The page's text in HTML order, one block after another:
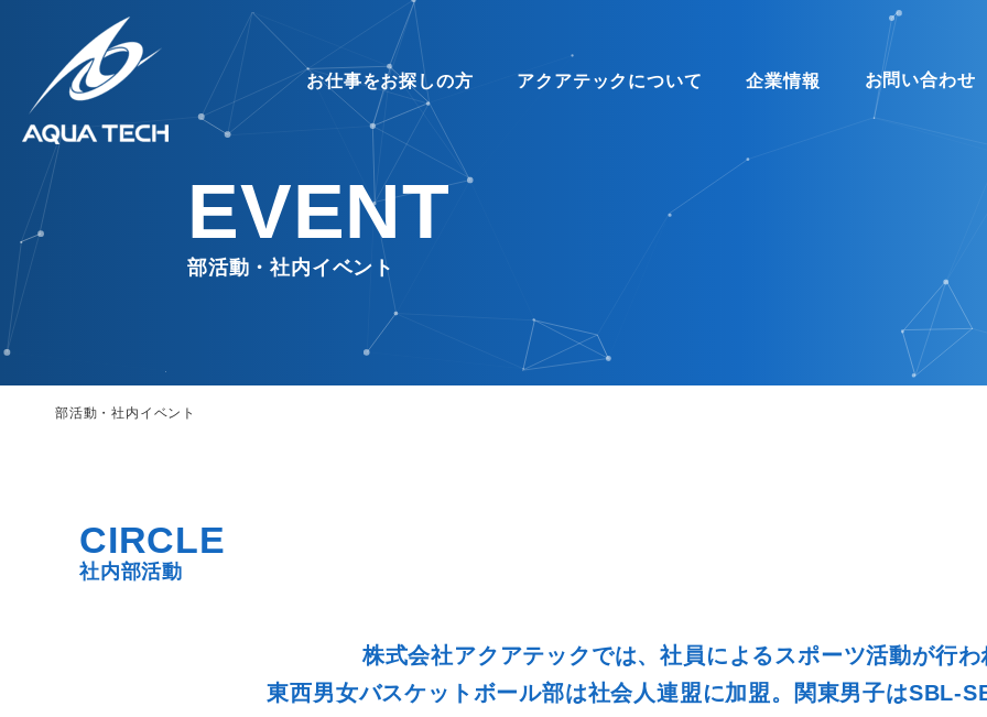
お仕事をお探しの方
OFFICE INTERVIEW FLOW
MIDCAREER
中途者向け採用
TENP STAFF
派遣雇用向け採用
アクアテックについて
ABOUT US COMPANY EVENT OVERSEAS
企業情報
MESSAGE COMPANY SDGs
お問い合わせ
OUTSOURCING STAFFING RECRUITMENT
部活動・社内イベント
EVENT
部活動・社内イベント
CIRCLE
社内部活動
株式会社アクアテックでは、社員によるスポーツ活動が行わ
東西男女バスケットボール部は社会人連盟に加盟。関東男子はSBL-